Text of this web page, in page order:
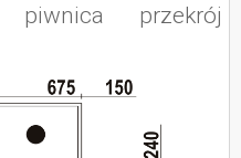
piwnica przekrój